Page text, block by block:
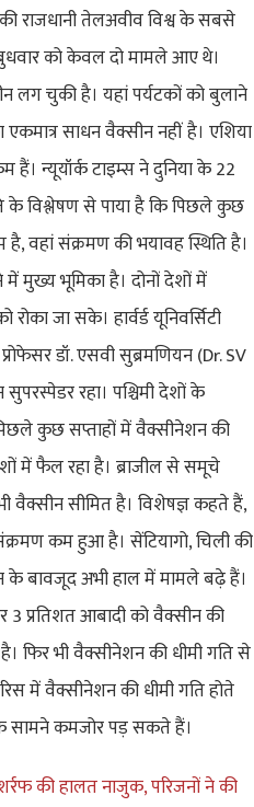
राजधानी तेलअवीव विश्व के सबसे
को केवल दो मामले आए थे।
लग चुकी है। यहां पर्यटकों को बुलाने
एकमात्र साधन वैक्सीन नहीं है। एशिया
न्यूयॉर्क टाइम्स ने दुनिया के 22
विश्लेषण से पाया है कि पिछले कुछ
वहां संक्रमण की भयावह स्थिति है।
में मुख्य भूमिका है। दोनों देशों में
जा सके। हार्वर्ड यूनिवर्सिटी
डॉ. एसवी सुब्रमणियन (Dr. SV
रहा। पश्चिमी देशों के
कुछ सप्ताहों में वैक्सीनेशन की
में फैल रहा है। ब्राजील से समूचे
वैक्सीन सीमित है। विशेषज्ञ कहते हैं,
कम हुआ है। सेंटियागो, चिली की
के बावजूद अभी हाल में मामले बढ़े हैं।
3 प्रतिशत आबादी को वैक्सीन की
फिर भी वैक्सीनेशन की धीमी गति से
में वैक्सीनेशन की धीमी गति होते
कमजोर पड़ सकते हैं।
की हालत नाजुक, परिजनों ने की